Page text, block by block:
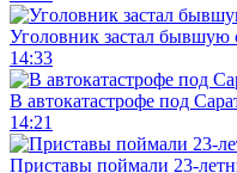
Уголовник застал бывшую
14:33
В автокатастрофе под
14:21
Приставы поймали 23-